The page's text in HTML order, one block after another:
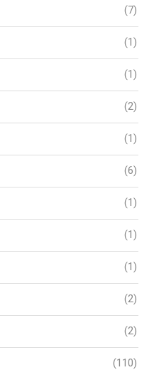
(7)
(1)
(1)
(2)
(1)
(6)
(1)
(1)
(1)
(2)
(2)
(110)